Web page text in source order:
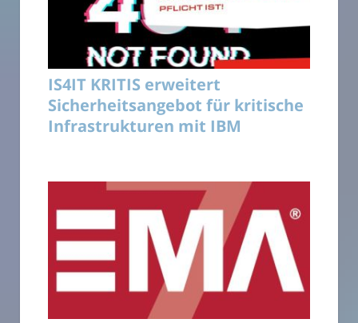
IS4IT KRITIS erweitert
Sicherheitsangebot für kritische
Infrastrukturen mit IBM